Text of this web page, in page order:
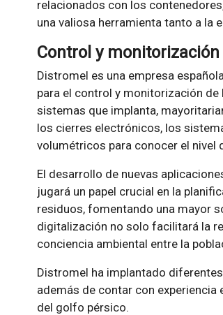
relacionados con los
una valiosa herramienta tanto a la
Control y
Distromel es una empresa
para el control y monitorización
sistemas que implanta,
los cierres electrónicos, los
volumétricos para conocer el nivel
El desarrollo de nuevas
jugará un papel crucial en la
residuos, fomentando una mayor
digitalización no solo facilitará la
conciencia ambiental entre la
Distromel ha implantado
además de contar con experiencia
del golfo pérsico.